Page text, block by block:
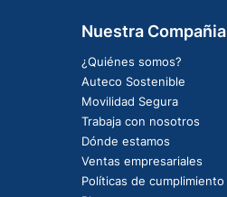
Nuestra Compañia
¿Quiénes somos?
Auteco Sostenible
Movilidad Segura
Trabaja con nosotros
Dónde estamos
Ventas empresariales
Políticas de cumplimiento